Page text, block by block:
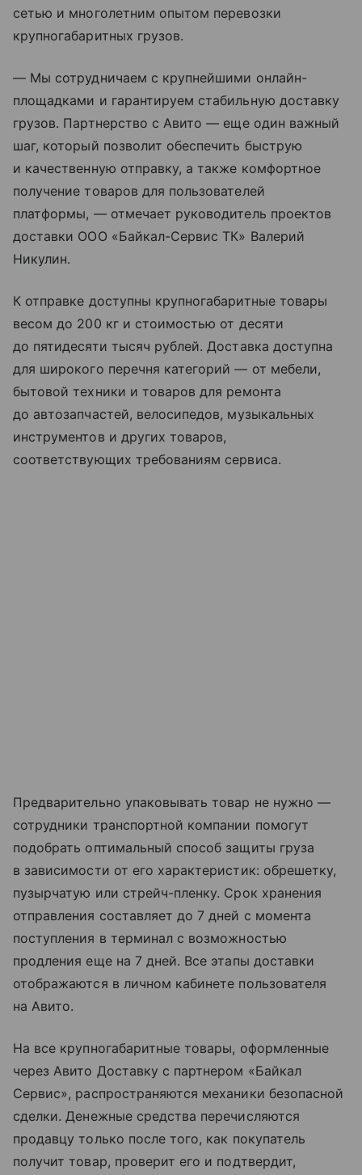
сетью и многолетним опытом перевозки
крупногабаритных грузов.
— Мы сотрудничаем с крупнейшими онлайн-
площадками и гарантируем стабильную доставку
грузов. Партнерство с Авито — еще один важный
шаг, который позволит обеспечить быструю
и качественную отправку, а также комфортное
получение товаров для пользователей
платформы, — отмечает руководитель проектов
доставки ООО «Байкал-Сервис ТК» Валерий
Никулин.
К отправке доступны крупногабаритные товары
весом до 200 кг и стоимостью от десяти
до пятидесяти тысяч рублей. Доставка доступна
для широкого перечня категорий — от мебели,
бытовой техники и товаров для ремонта
до автозапчастей, велосипедов, музыкальных
инструментов и других товаров,
соответствующих требованиям сервиса.
Предварительно упаковывать товар не нужно —
сотрудники транспортной компании помогут
подобрать оптимальный способ защиты груза
в зависимости от его характеристик: обрешетку,
пузырчатую или стрейч-пленку. Срок хранения
отправления составляет до 7 дней с момента
поступления в терминал с возможностью
продления еще на 7 дней. Все этапы доставки
отображаются в личном кабинете пользователя
на Авито.
На все крупногабаритные товары, оформленные
через Авито Доставку с партнером «Байкал
Сервис», распространяются механики безопасной
сделки. Денежные средства перечисляются
продавцу только после того, как покупатель
получит товар, проверит его и подтвердит,